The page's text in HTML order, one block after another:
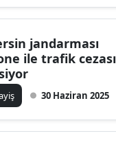
jandarması
ile trafik cezası
30 Haziran 2025